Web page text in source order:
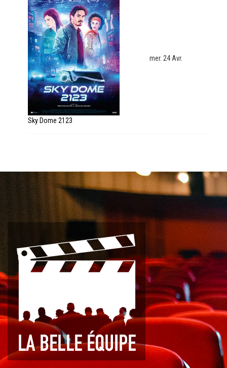
Sky Dome 2123
mer. 24 Avr.